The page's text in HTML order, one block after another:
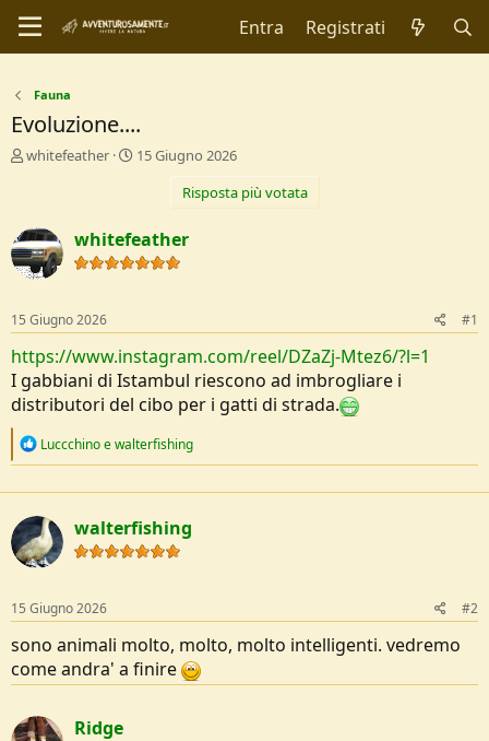
Entra Registrati
Fauna
Evoluzione....
C
t
o
r
D
i
s
u
s
i
o
n
whitefeather
D
d
i
I
z
i
15 Giugno 2026
Risposta più votata
whitefeather
15 Giugno 2026 #1
https://www.instagram.com/reel/DZaZj-Mtez6/?l=1
I gabbiani di Istambul riescono ad imbrogliare i
distributori del cibo per i gatti di strada.
R
c
t
i
o
n
:
Luccchinoewalterfishing
walterfishing
15 Giugno 2026 #2
sono animali molto, molto, molto intelligenti. vedremo
come andra' a finire
Ridge